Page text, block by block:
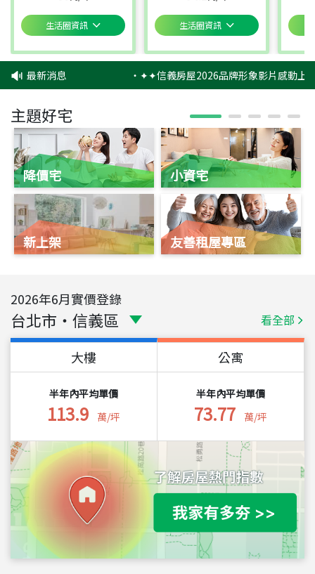
生活圈資訊 生活圈資訊
最新消息 ‧✦✦信義房屋2026品牌形象影片感動上
主題好宅
降價宅
新上架
小資宅
友善租屋專區
2026年6月實價登錄
台北市 ・ 信義區 看全部
大樓
半年內平均單價
113.9 萬/坪
公寓
半年內平均單價
73.77 萬/坪